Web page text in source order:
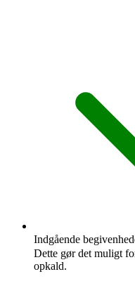
Indgående
Dette gør det muligt
opkald.